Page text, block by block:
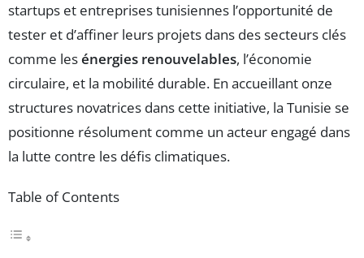
startups et entreprises tunisiennes l’opportunité de
tester et d’affiner leurs projets dans des secteurs clés
comme lesénergies renouvelables, l’économie
circulaire, et la mobilité durable. En accueillant onze
structures novatrices dans cette initiative, la Tunisie se
positionne résolument comme un acteur engagé dans
la lutte contre les défis climatiques.
Table of Contents